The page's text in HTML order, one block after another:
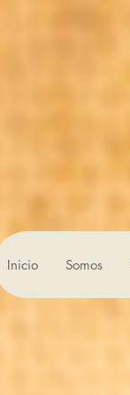
Inicio Somos